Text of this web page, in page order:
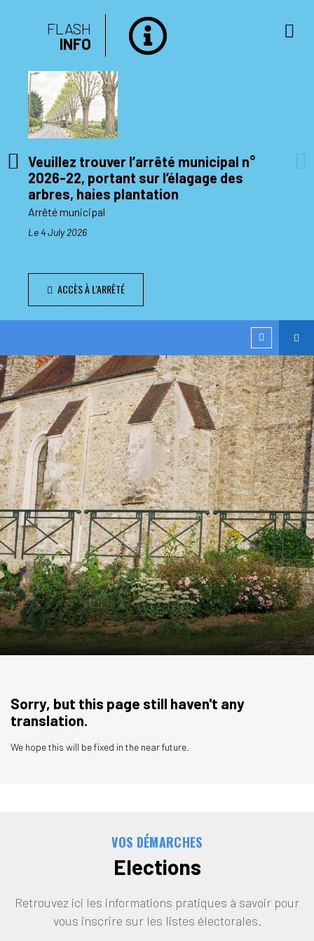
FLASH
INFO
Veuillez trouver l’arrêté municipal n°
2026-22, portant sur l’élagage des
arbres, haies plantation
Arrêté municipal
Le 4 July 2026
ACCÈS À L'ARRÊTÉ
Sorry, but this page still haven't any
translation.
We hope this will be fixed in the near future.
VOS DÉMARCHES
Elections
Retrouvez ici les informations pratiques à savoir pour
vous inscrire sur les listes électorales.